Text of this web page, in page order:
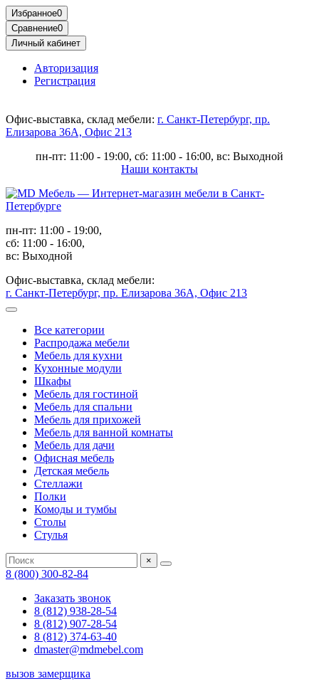
Избранное0
Сравнение0
Личный кабинет
Авторизация
Регистрация
Офис-выставка, склад мебели: г. Санкт-Петербург, пр.
Елизарова 36А, Офис 213
пн-пт: 11:00 - 19:00, сб: 11:00 - 16:00, вс: Выходной
Наши контакты
пн-пт: 11:00 - 19:00,
сб: 11:00 - 16:00,
вс: Выходной
Офис-выставка, склад мебели:
г. Санкт-Петербург, пр. Елизарова 36А, Офис 213
Все категории
Распродажа мебели
Мебель для кухни
Кухонные модули
Шкафы
Мебель для гостиной
Мебель для спальни
Мебель для прихожей
Мебель для ванной комнаты
Мебель для дачи
Офисная мебель
Детская мебель
Стеллажи
Полки
Комоды и тумбы
Столы
Стулья
×
8 (800) 300-82-84
Заказать звонок
8 (812) 938-28-54
8 (812) 907-28-54
8 (812) 374-63-40
dmaster@mdmebel.com
вызов замерщика